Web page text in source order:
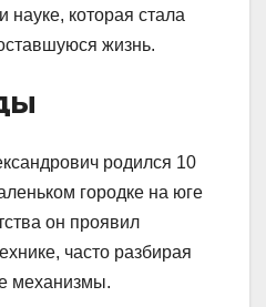
которая стала
жизнь.
родился 10
городке на юге
он проявил
часто разбирая
механизмы.